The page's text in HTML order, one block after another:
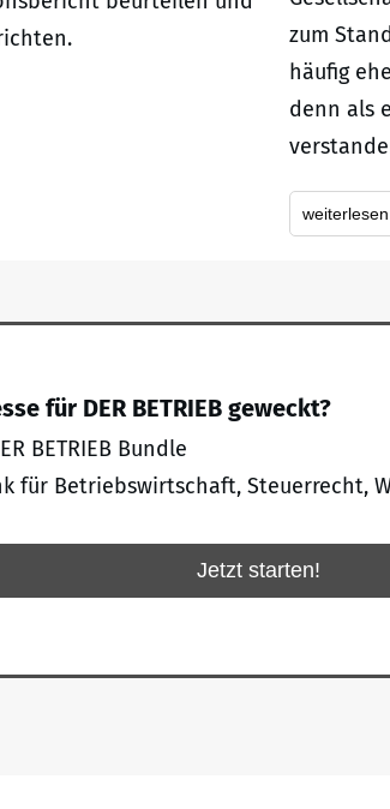
zum
häufig
denn als
weiterlesen
für DER BETRIEB geweckt?
BETRIEB Bundle
für Betriebswirtschaft, Steuerrecht,
Jetzt starten!